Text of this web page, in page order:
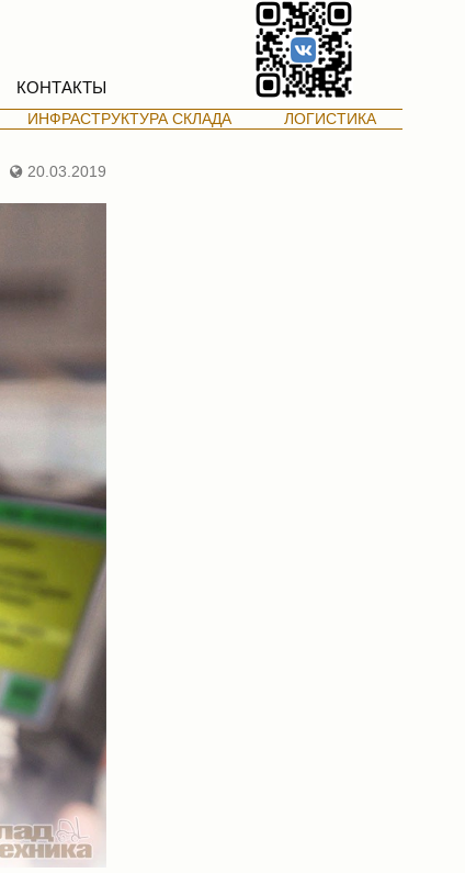
КОНТАКТЫ
ИНФРАСТРУКТУРА СКЛАДА ЛОГИСТИКА
20.03.2019